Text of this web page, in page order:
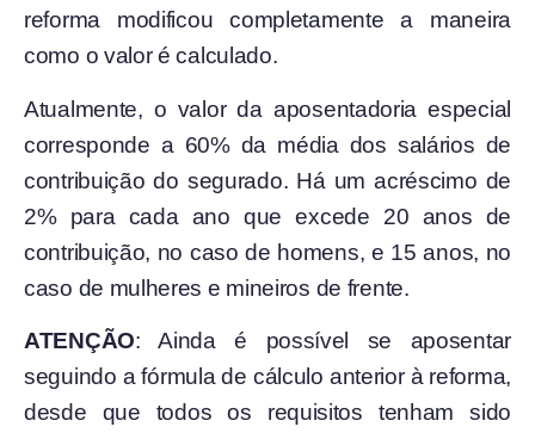
reforma modificou completamente a maneira
como o valor é calculado.
Atualmente, o valor da aposentadoria especial
corresponde a 60% da média dos salários de
contribuição do segurado. Há um acréscimo de
2% para cada ano que excede 20 anos de
contribuição, no caso de homens, e 15 anos, no
caso de mulheres e mineiros de frente.
ATENÇÃO: Ainda é possível se aposentar
seguindo a fórmula de cálculo anterior à reforma,
desde que todos os requisitos tenham sido